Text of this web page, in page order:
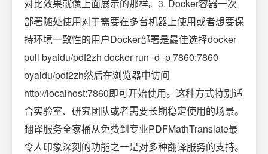
对比效果就像上面展示的那样。3. Docker容器一次
部署随处使用对于需要在多台机器上使用或者想要保
持环境一致性的用户Docker部署是最佳选择docker
pull byaidu/pdf2zh docker run -d -p 7860:7860
byaidu/pdf2zh然后在浏览器中访问
http://localhost:7860即可开始使用。这种方式特别适
合实验室、研究团队或者需要长期稳定使用的场景。
翻译服务全家桶从免费到专业PDFMathTranslate最
令人印象深刻的功能之一是对多种翻译服务的支持。